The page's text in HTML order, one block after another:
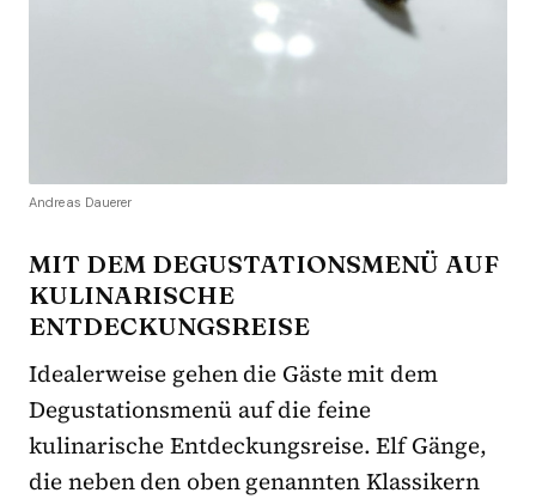
Andreas Dauerer
MIT DEM DEGUSTATIONSMENÜ AUF
KULINARISCHE
ENTDECKUNGSREISE
Idealerweise gehen die Gäste mit dem
Degustationsmenü auf die feine
kulinarische Entdeckungsreise. Elf Gänge,
die neben den oben genannten Klassikern